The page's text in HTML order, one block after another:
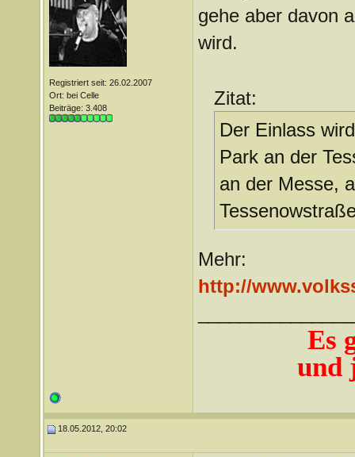
Registriert seit: 26.02.2007
Ort: bei Celle
Beiträge: 3.408
gehe aber davon
wird.
Zitat:
Der Einlass
Park an der
an der Messe,
Mehr:
http://
Es
und
18.05.2012, 20:02